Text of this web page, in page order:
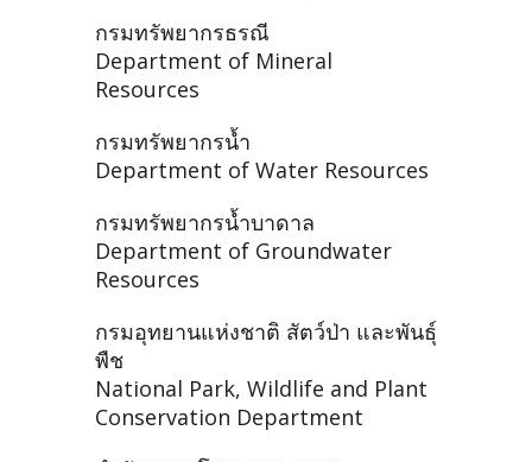
กรมทรัพยากรธรณี
Department of Mineral
Resources
กรมทรัพยากรน้ำ
Department of Water Resources
กรมทรัพยากรน้ำบาดาล
Department of Groundwater
Resources
กรมอุทยานแห่งชาติ สัตว์ป่า และพันธุ์
พืช
National Park, Wildlife and Plant
Conservation Department